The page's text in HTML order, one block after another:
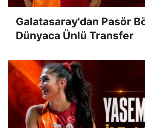
Galatasaray'dan Pasör
Dünyaca Ünlü Transfer